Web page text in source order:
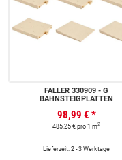
FALLER 330909 - G
BAHNSTEIGPLATTEN
98,99 € *
485,25 € pro 1 m2
Lieferzeit: 2 - 3 Werktage